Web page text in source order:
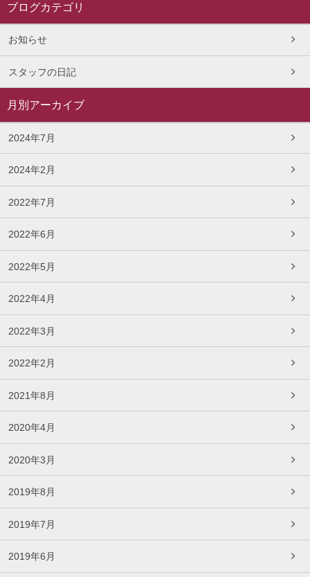
ブログカテゴリ
お知らせ
スタッフの日記
月別アーカイブ
2024年7月
2024年2月
2022年7月
2022年6月
2022年5月
2022年4月
2022年3月
2022年2月
2021年8月
2020年4月
2020年3月
2019年8月
2019年7月
2019年6月